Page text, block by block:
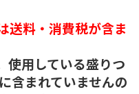
送料・消費税が含ま
使用している盛りつ
含まれていませんの